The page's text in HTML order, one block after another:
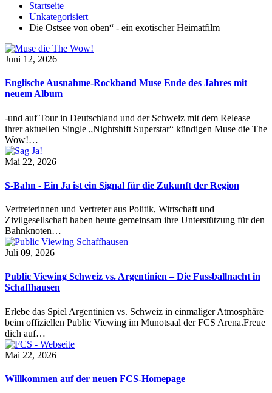
Startseite
Unkategorisiert
Die Ostsee von oben“ - ein exotischer Heimatfilm
Juni 12, 2026
Englische Ausnahme-Rockband Muse Ende des Jahres mit
neuem Album
-und auf Tour in Deutschland und der Schweiz mit dem Release
ihrer aktuellen Single „Nightshift Superstar“ kündigen Muse die The
Wow!…
Mai 22, 2026
S-Bahn - Ein Ja ist ein Signal für die Zukunft der Region
Vertreterinnen und Vertreter aus Politik, Wirtschaft und
Zivilgesellschaft haben heute gemeinsam ihre Unterstützung für den
Bahnknoten…
Juli 09, 2026
Public Viewing Schweiz vs. Argentinien – Die Fussballnacht in
Schaffhausen
Erlebe das Spiel Argentinien vs. Schweiz in einmaliger Atmosphäre
beim offiziellen Public Viewing im Munotsaal der FCS Arena.Freue
dich auf…
Mai 22, 2026
Willkommen auf der neuen FCS-Homepage